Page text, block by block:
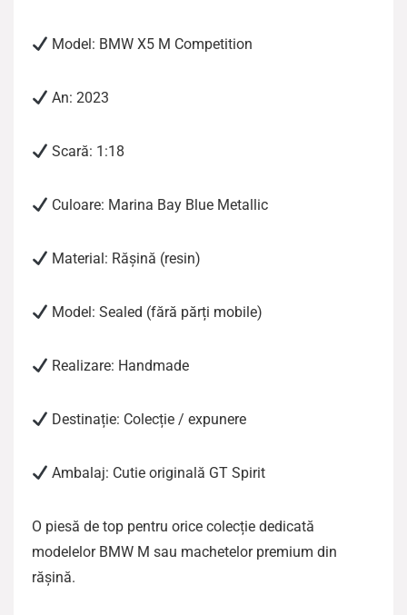
Model: BMW X5 M Competition
An: 2023
Scară: 1:18
Culoare: Marina Bay Blue Metallic
Material: Rășină (resin)
Model: Sealed (fără părți mobile)
Realizare: Handmade
Destinație: Colecție / expunere
Ambalaj: Cutie originală GT Spirit
O piesă de top pentru orice colecție dedicată
modelelor BMW M sau machetelor premium din
rășină.